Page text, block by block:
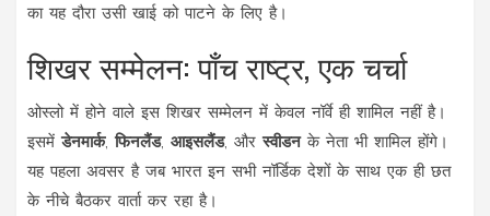
का यह दौरा उसी खाई को पाटने के लिए है।
शिखर सम्मेलन: पाँच राष्ट्र, एक चर्चा
ओस्लो में होने वाले इस शिखर सम्मेलन में केवल नॉर्वे ही शामिल नहीं है।
इसमेंडेनमार्क,फिनलैंड, आइसलैंड, औरस्वीडनके नेता भी शामिल होंगे।
यह पहला अवसर है जब भारत इन सभी नॉर्डिक देशों के साथ एक ही छत
के नीचे बैठकर वार्ता कर रहा है।